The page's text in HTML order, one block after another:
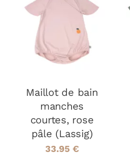
OPTIONS
CE
PRODUIT
PLUSIEURS
OPTIONS
PEUVENT
ÊTRE
CHOISIES
SUR
LA
/
Maillot de bain
manches
courtes, rose
pâle (Lassig)
33.95 €